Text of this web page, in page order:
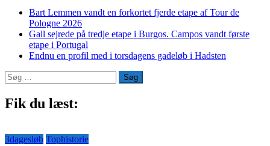
Bart Lemmen vandt en forkortet fjerde etape af Tour de
Pologne 2026
Gall sejrede på tredje etape i Burgos. Campos vandt første
etape i Portugal
Endnu en profil med i torsdagens gadeløb i Hadsten
Søg
efter:
Fik du læst:
3dagesløb Tophistorie